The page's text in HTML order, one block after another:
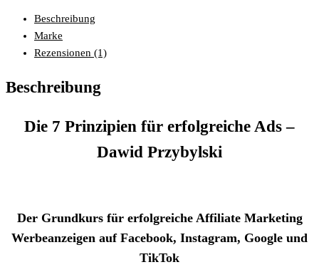
Beschreibung
Marke
Rezensionen (1)
Beschreibung
Die 7 Prinzipien für erfolgreiche Ads –
Dawid Przybylski
Der Grundkurs für erfolgreiche Affiliate Marketing
Werbeanzeigen auf Facebook, Instagram, Google und
TikTok